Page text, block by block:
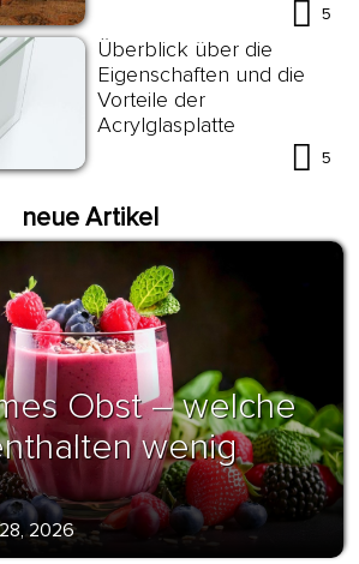
5
Überblick über die
Eigenschaften und die
Vorteile der
Acrylglasplatte
5
neue Artikel
Obst – welche
wenig
2026